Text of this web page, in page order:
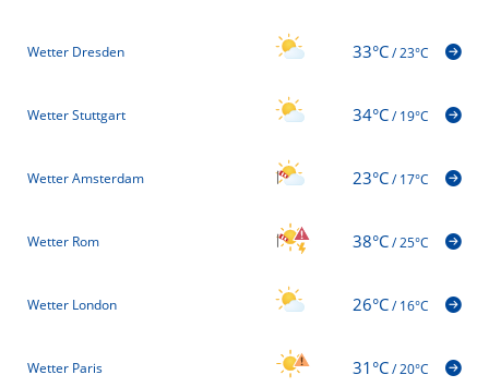
Wetter Dresden 33°C/23°C
Wetter Stuttgart 34°C/19°C
Wetter Amsterdam 23°C/17°C
Wetter Rom 38°C/25°C
Wetter London 26°C/16°C
Wetter Paris 31°C/20°C